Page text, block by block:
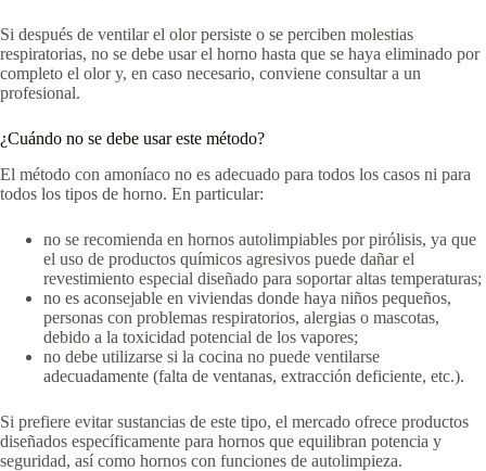
Si después de ventilar el olor persiste o se perciben molestias
respiratorias, no se debe usar el horno hasta que se haya eliminado por
completo el olor y, en caso necesario, conviene consultar a un
profesional.
¿Cuándo no se debe usar este método?
El método con amoníaco no es adecuado para todos los casos ni para
todos los tipos de horno. En particular:
no se recomienda en hornos autolimpiables por pirólisis, ya que
el uso de productos químicos agresivos puede dañar el
revestimiento especial diseñado para soportar altas temperaturas;
no es aconsejable en viviendas donde haya niños pequeños,
personas con problemas respiratorios, alergias o mascotas,
debido a la toxicidad potencial de los vapores;
no debe utilizarse si la cocina no puede ventilarse
adecuadamente (falta de ventanas, extracción deficiente, etc.).
Si prefiere evitar sustancias de este tipo, el mercado ofrece productos
diseñados específicamente para hornos que equilibran potencia y
seguridad, así como hornos con funciones de autolimpieza.